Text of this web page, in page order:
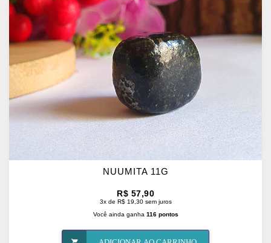
OS
FAVORITOS
NUUMITA 11G
R$ 57,90
3x de R$ 19,30 sem juros
Você ainda ganha 116 pontos